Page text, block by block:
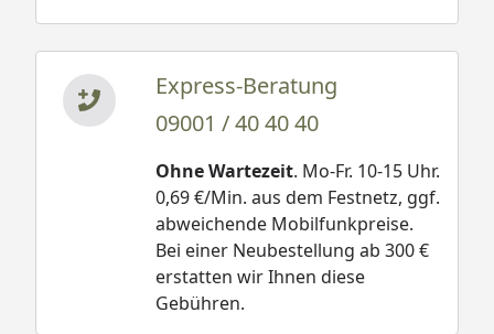
Express-Beratung
09001 / 40 40 40
Ohne Wartezeit. Mo-Fr. 10-15 Uhr.
0,69 €/Min. aus dem Festnetz, ggf.
abweichende Mobilfunkpreise.
Bei einer Neubestellung ab 300 €
erstatten wir Ihnen diese
Gebühren.